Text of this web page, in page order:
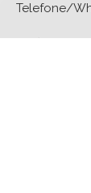
Telefone/